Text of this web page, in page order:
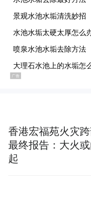
单”，服务队“接
技术骨干组成的
通生产梗阻20余
动40余场。
服务队的价值
香港宏福苑火灾
最终报告：大火或
起